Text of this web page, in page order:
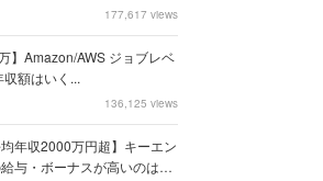
177,617 views
】Amazon/AWS ジョブレベ
額はいく...
136,125 views
均年収2000万円超】キーエン
与・ボーナスが高いのはな